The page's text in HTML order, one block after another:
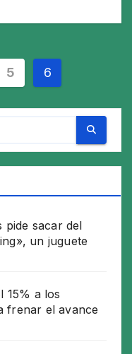
5 6
pide sacar del
un juguete
15% a los
frenar el avance